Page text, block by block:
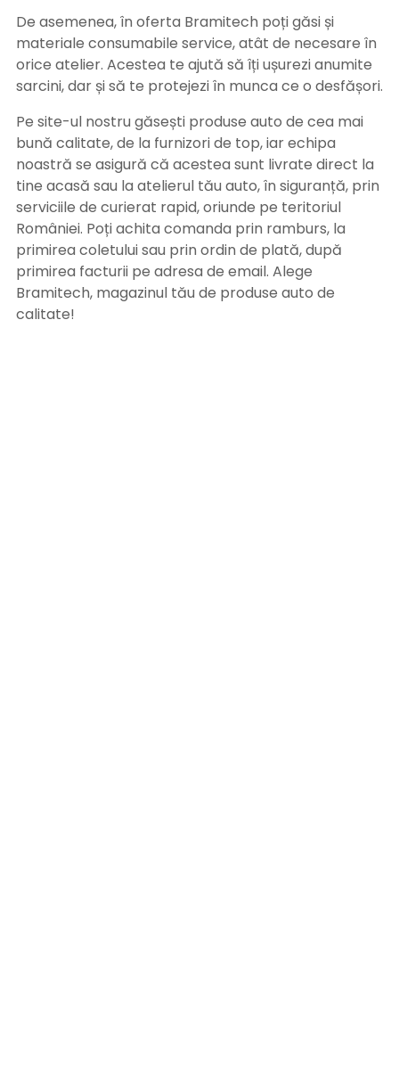
De asemenea, în oferta Bramitech poți găsi și
materiale consumabile service, atât de necesare în
orice atelier. Acestea te ajută să îți ușurezi anumite
sarcini, dar și să te protejezi în munca ce o desfășori.
Pe site-ul nostru găsești produse auto de cea mai
bună calitate, de la furnizori de top, iar echipa
noastră se asigură că acestea sunt livrate direct la
tine acasă sau la atelierul tău auto, în siguranță, prin
serviciile de curierat rapid, oriunde pe teritoriul
României. Poți achita comanda prin ramburs, la
primirea coletului sau prin ordin de plată, după
primirea facturii pe adresa de email. Alege
Bramitech, magazinul tău de produse auto de
calitate!